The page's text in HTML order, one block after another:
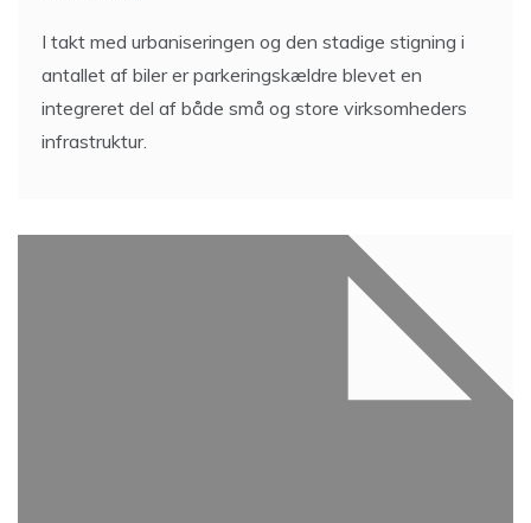
I takt med urbaniseringen og den stadige stigning i
antallet af biler er parkeringskældre blevet en
integreret del af både små og store virksomheders
infrastruktur.